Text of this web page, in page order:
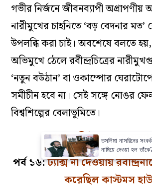
গভীর নির্জনে জীবনব্যাপী
নারীমুখের চাহনিতে ‘বড় বেদনার
উপলব্ধি করা চাই। অবশেষে বলতে হয়,
অভিমুখে ঠেলে রবীন্দ্রচিত্রের
‘নতুন বউঠান’ বা ওকাম্পোর
সমীচীন হবে না। সেই সঙ্গে নোঙর
বিশ্বশিল্পের বেলাভূমিতে।
…পড়ুনছবিঠাকুর-এর
পর্ব ১৬:ট্যাক্স না দেওয়ায়
করেছিল কাস্টমস
তসলিমা নাসরিনের
নামিয়ে দেওয়া হল